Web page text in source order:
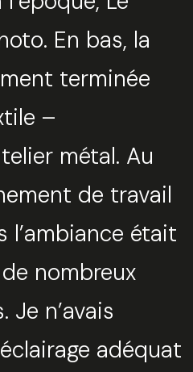
En bas, la
terminée
–
métal. Au
de travail
l’ambiance était
nombreux
Je n’avais
adéquat